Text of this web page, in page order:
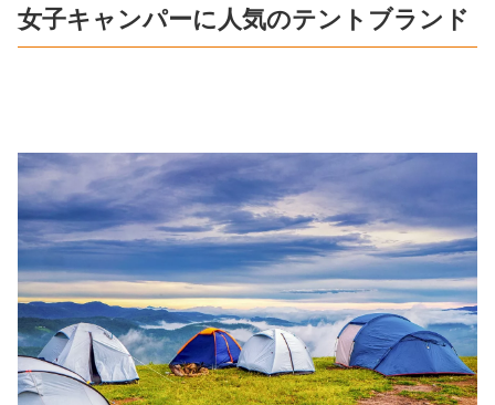
女子キャンパーに人気のテントブランド